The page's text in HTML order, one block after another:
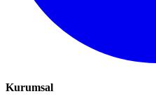
Kurumsal